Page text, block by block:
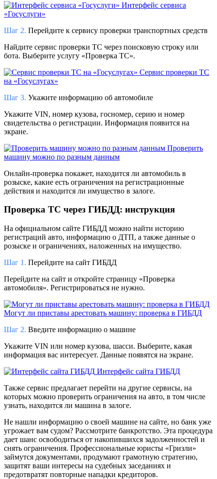
Интерфейс сервиса
«Госуслуги»
Шаг 2. Перейдите к сервису проверки транспортных средств
Найдите сервис проверки ТС через поисковую строку или
бота. Выберите услугу «Проверка ТС».
Сервис проверки ТС
на «Госуслугах»
Шаг 3. Укажите информацию об автомобиле
Укажите VIN, номер кузова, госномер, серию и номер
свидетельства о регистрации. Информация появится на
экране.
Проверить
машину можно по разным данным
Онлайн-проверка покажет, находится ли автомобиль в
розыске, какие есть ограничения на регистрационные
действия и находится ли имущество в залоге.
Проверка ТС через ГИБДД: инструкция
На официальном сайте ГИБДД можно найти историю
регистраций авто, информацию о ДТП, а также данные о
розыске и ограничениях, наложенных на имущество.
Шаг 1. Перейдите на сайт ГИБДД
Перейдите на сайт и откройте страницу «Проверка
автомобиля». Регистрироваться не нужно.
Могут ли приставы арестовать машину: проверка в ГИБДД
Шаг 2. Введите информацию о машине
Укажите VIN или номер кузова, шасси. Выберите, какая
информация вас интересует. Данные появятся на экране.
Интерфейс сайта ГИБДД
Также сервис предлагает перейти на другие сервисы, на
которых можно проверить ограничения на авто, в том числе
узнать, находится ли машина в залоге.
Не нашли информацию о своей машине на сайте, но банк уже
угрожает вам судом? Рассмотрите банкротство. Эта процедура
дает шанс освободиться от накопившихся задолженностей и
снять ограничения. Профессиональные юристы «Гризли»
займутся документами, продумают грамотную стратегию,
защитят ваши интересы на судебных заседаниях и
предотвратят повторные нападки кредиторов.